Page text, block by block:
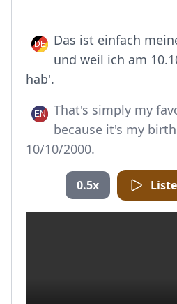
Das ist einfach
und weil ich am
hab'.
That's simply my
because it's my
10/10/2000.
0.5x